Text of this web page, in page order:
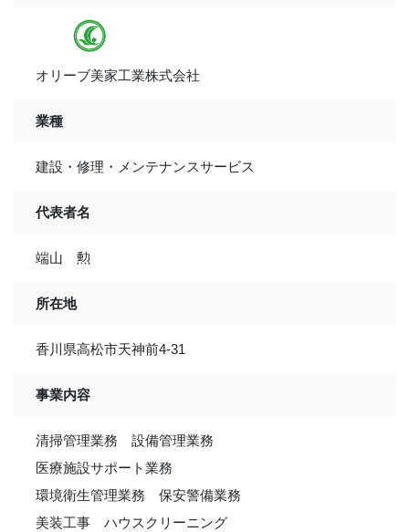
オリーブ美家工業株式会社
業種
建設・修理・メンテナンスサービス
代表者名
端山 勲
所在地
香川県高松市天神前4-31
事業内容
清掃管理業務 設備管理業務
医療施設サポート業務
環境衛生管理業務 保安警備業務
美装工事 ハウスクリーニング